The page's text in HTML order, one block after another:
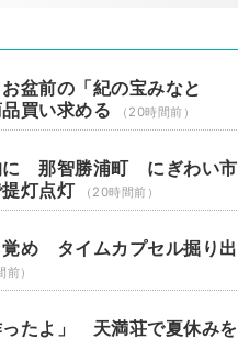
盆前の「紀の宝みなと
買い求める
（20時間前）
那智勝浦町 にぎわい市
灯点灯
（20時間前）
め タイムカプセル掘り出
前）
ったよ」 天満荘で夏休みを